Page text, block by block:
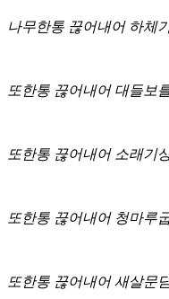
나무한통 끊어내어 하체
또한통 끊어내어 대들보
또한통 끊어내어 소래기
또한통 끊어내어 청마루
또한통 끊어내어 새살문